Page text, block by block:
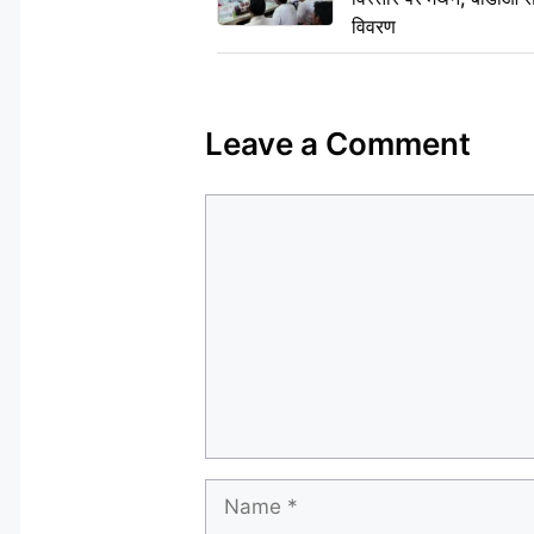
विवरण
Leave a Comment
Name